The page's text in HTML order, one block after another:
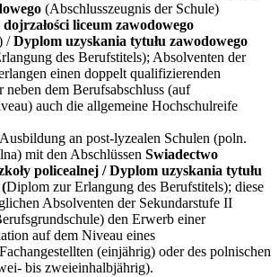
(Abschlusszeugnis der Schule)
liceum zawodowego
/Dyplom uzyskania tytułu zawodowego
des Berufstitels); Absolventen der
einen doppelt qualifizierenden
neben dem Berufsabschluss (auf
auch die allgemeine Hochschulreife
an post-lyzealen Schulen (poln.
mit den Abschlüssen Swiadectwo
policealnej / Dyplom uzyskania tytułu
Diplom zur Erlangung des Berufstitels); diese
Absolventen der Sekundarstufe II
den Erwerb einer
auf dem Niveau eines
(einjährig) oder des polnischen
bis zweieinhalbjährig).